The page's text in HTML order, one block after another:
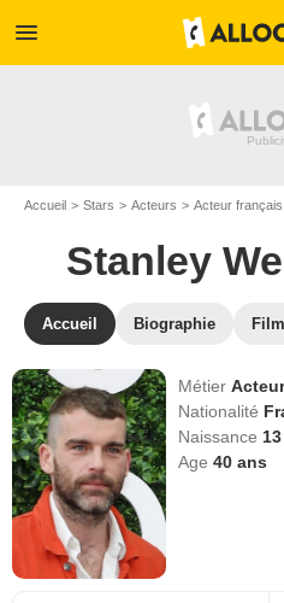
menu
Accueil Stars Acteurs Acteur français
Stanley
Accueil Biographie
Métier
Nationalité
Naissance
Age40 ans